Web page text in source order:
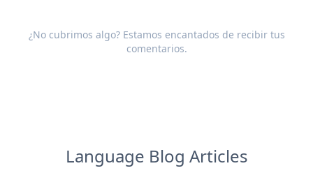
¿No cubrimos algo? Estamos encantados de recibir tus
comentarios.
Language Blog Articles